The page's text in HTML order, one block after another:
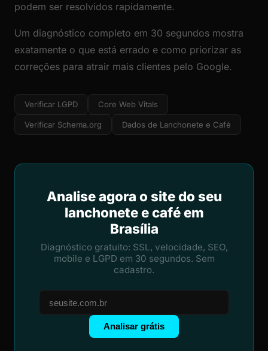
podem ser resolvidos rapidamente.
Um diagnóstico completo em 30 segundos mostra
exatamente o que está errado e como priorizar as
correções para atrair mais clientes pelo Google.
Verificar LGPD Core Web Vitals
Verificar Schema.org Dados de Lanchonete e Café
Analise agora o site do seu
lanchonete e café em
Brasília
Diagnóstico gratuito: SSL, velocidade, SEO,
mobile e LGPD em 30 segundos. Sem
cadastro.
Analisar grátis